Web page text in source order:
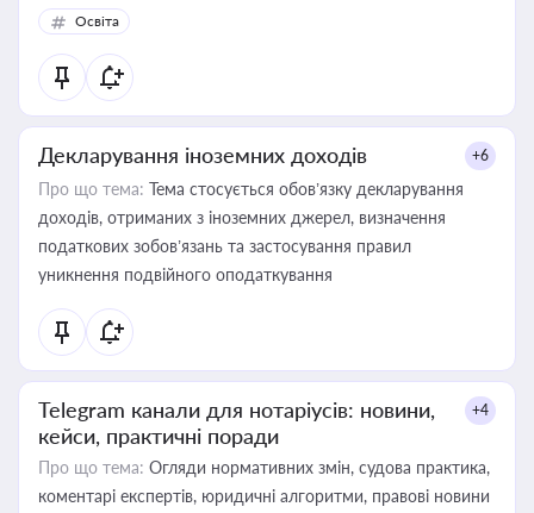
Освіта
Декларування іноземних доходів +6
Про що тема: Тема стосується обов’язку декларування
доходів, отриманих з іноземних джерел, визначення
податкових зобов’язань та застосування правил
уникнення подвійного оподаткування
Telegram канали для нотаріусів: новини,
кейси, практичні поради
+4
Про що тема: Огляди нормативних змін, судова практика,
коментарі експертів, юридичні алгоритми, правові новини